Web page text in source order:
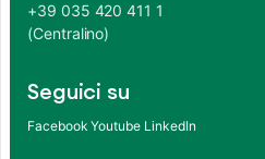
+39 035 420 411 1
(Centralino)
Seguici su
Facebook Youtube LinkedIn